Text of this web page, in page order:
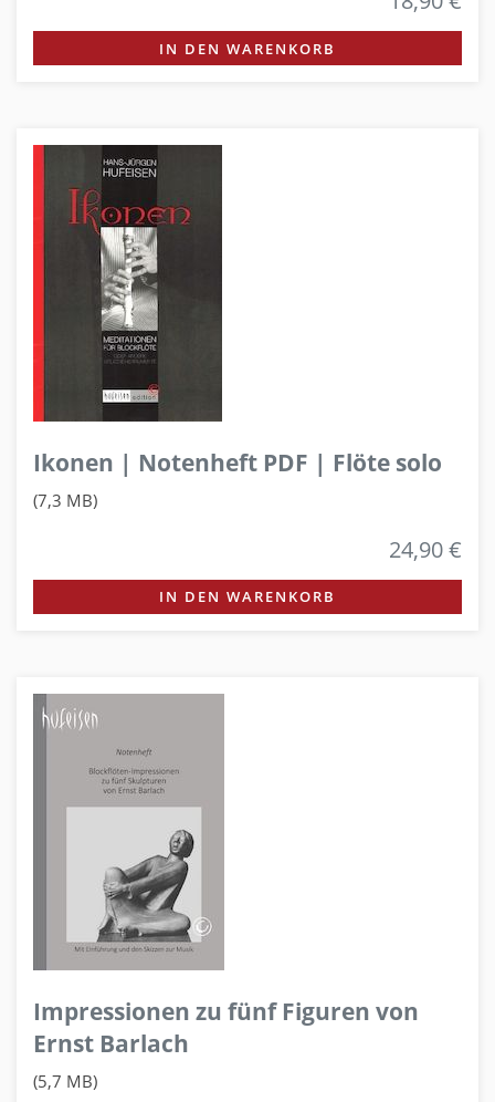
IN DEN WARENKORB
Ikonen | Notenheft PDF | Flöte solo
(7,3 MB)
24,90 €
IN DEN WARENKORB
Impressionen zu fünf Figuren von
Ernst Barlach
(5,7 MB)